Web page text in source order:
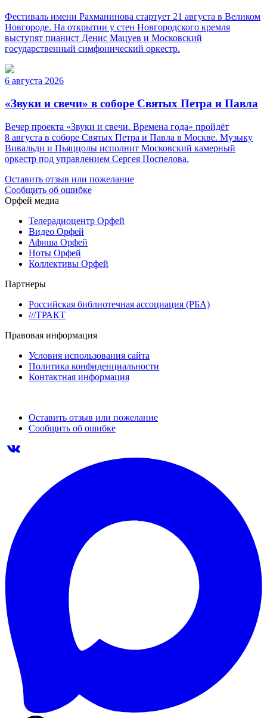
Фестиваль имени Рахманинова стартует 21 августа в Великом
Новгороде. На открытии у стен Новгородского кремля
выступят пианист Денис Мацуев и Московский
государственный симфонический оркестр.
6 августа 2026
«Звуки и свечи» в соборе Святых Петра и Павла
Вечер проекта «Звуки и свечи. Времена года» пройдёт
8 августа в соборе Святых Петра и Павла в Москве. Музыку
Вивальди и Пьяццолы исполнит Московский камерный
оркестр под управлением Сергея Поспелова.
Оставить отзыв или пожелание
Сообщить об ошибке
Орфей медиа
Телерадиоцентр Орфей
Видео Орфей
Афиша Орфей
Ноты Орфей
Коллективы Орфей
Партнеры
Российская библиотечная ассоциация (РБА)
///ТРАКТ
Правовая информация
Условия использования сайта
Политика конфиденциальности
Контактная информация
Оставить отзыв или пожелание
Сообщить об ошибке